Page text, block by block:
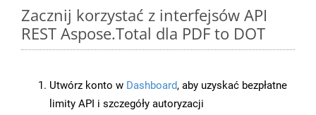
Zacznij korzystać z interfejsów API
REST Aspose.Total dla PDF to DOT
Utwórz konto w Dashboard, aby uzyskać bezpłatne
limity API i szczegóły autoryzacji